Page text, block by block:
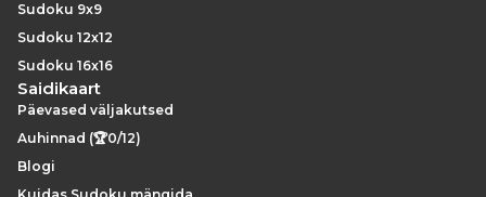
Sudoku 9x9
Sudoku 12x12
Sudoku 16x16
Saidikaart
Päevased väljakutsed
Auhinnad (🏆0/12)
Blogi